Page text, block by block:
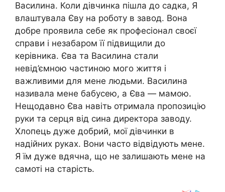
Василина. Коли дівчинка пішла до садка, Я
влаштувала Єву на роботу в завод. Вона
добре проявила себе як професіонал своєї
справи і незабаром її підвищили до
керівника. Єва та Василина стали
невід’ємною частиною мого життя і
важливими для мене людьми. Василина
називала мене бабусею, а Єва — мамою.
Нещодавно Єва навіть отримала пропозицію
руки та серця від сина директора заводу.
Хлопець дуже добрий, мої дівчинки в
надійних руках. Вони часто відвідують мене.
Я їм дуже вдячна, що не залишають мене на
самоті на старість.